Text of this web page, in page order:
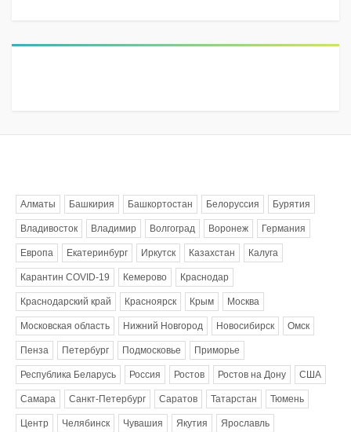
Алматы Башкирия Башкортостан Белоруссия Бурятия
Владивосток Владимир Волгоград Воронеж Германия
Европа Екатеринбург Иркутск Казахстан Калуга
Карантин COVID-19 Кемерово Краснодар
Краснодарский край Красноярск Крым Москва
Московская область Нижний Новгород Новосибирск Омск
Пенза Петербург Подмосковье Приморье
Республика Беларусь Россия Ростов Ростов на Дону США
Самара Санкт-Петербург Саратов Татарстан Тюмень
Центр Челябинск Чувашия Якутия Ярославль